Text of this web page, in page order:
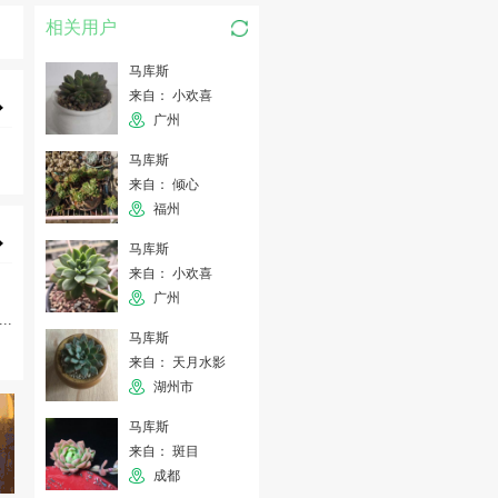
相关用户
马库斯
来自： 小欢喜
广州
马库斯
来自： 倾心
福州
马库斯
来自： 小欢喜
广州
马库斯
来自： 天月水影
湖州市
马库斯
来自： 斑目
成都